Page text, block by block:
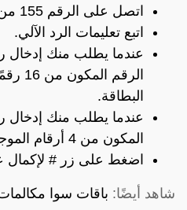
اتصل على الرقم 155 من هاتفك المحمول.
اتبع تعليمات الرد الآلي.
عندما يطلب منك إدخال
البطاقة.
عندما يطلب منك إدخال
المكون من 4 أرقام الموجود على ظهر البطاقة.
اضغط على زر # لإكمال
شاهد أيضًا: باقات سوا